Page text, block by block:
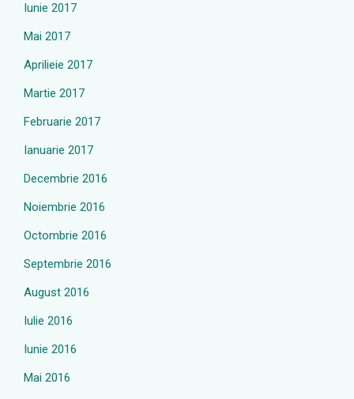
Iunie 2017
Mai 2017
Aprilieie 2017
Martie 2017
Februarie 2017
Ianuarie 2017
Decembrie 2016
Noiembrie 2016
Octombrie 2016
Septembrie 2016
August 2016
Iulie 2016
Iunie 2016
Mai 2016